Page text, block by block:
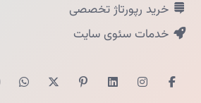
خرید رپورتاژ تخصصی
خدمات سئوی سایت